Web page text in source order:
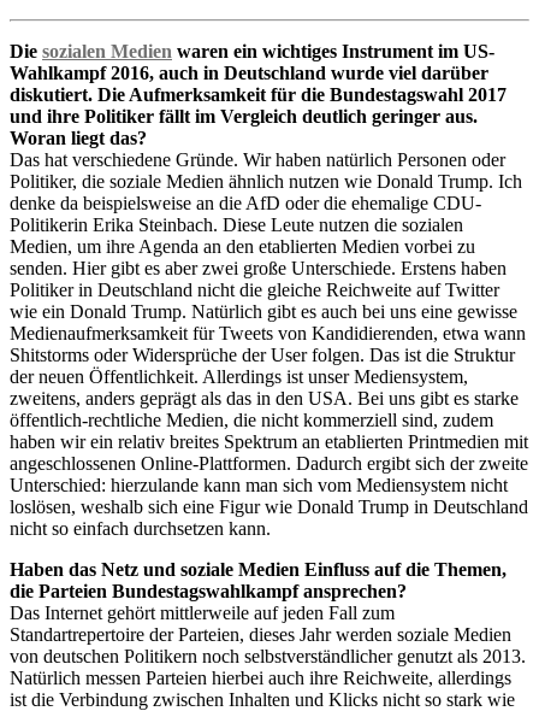
Die sozialen Medien waren ein wichtiges Instrument im US-
Wahlkampf 2016, auch in Deutschland wurde viel darüber
diskutiert. Die Aufmerksamkeit für die Bundestagswahl 2017
und ihre Politiker fällt im Vergleich deutlich geringer aus.
Woran liegt das?
Das hat verschiedene Gründe. Wir haben natürlich Personen oder
Politiker, die soziale Medien ähnlich nutzen wie Donald Trump. Ich
denke da beispielsweise an die AfD oder die ehemalige CDU-
Politikerin Erika Steinbach. Diese Leute nutzen die sozialen
Medien, um ihre Agenda an den etablierten Medien vorbei zu
senden. Hier gibt es aber zwei große Unterschiede. Erstens haben
Politiker in Deutschland nicht die gleiche Reichweite auf Twitter
wie ein Donald Trump. Natürlich gibt es auch bei uns eine gewisse
Medienaufmerksamkeit für Tweets von Kandidierenden, etwa wann
Shitstorms oder Widersprüche der User folgen. Das ist die Struktur
der neuen Öffentlichkeit. Allerdings ist unser Mediensystem,
zweitens, anders geprägt als das in den USA. Bei uns gibt es starke
öffentlich-rechtliche Medien, die nicht kommerziell sind, zudem
haben wir ein relativ breites Spektrum an etablierten Printmedien mit
angeschlossenen Online-Plattformen. Dadurch ergibt sich der zweite
Unterschied: hierzulande kann man sich vom Mediensystem nicht
loslösen, weshalb sich eine Figur wie Donald Trump in Deutschland
nicht so einfach durchsetzen kann.
Haben das Netz und soziale Medien Einfluss auf die Themen,
die Parteien Bundestagswahlkampf ansprechen?
Das Internet gehört mittlerweile auf jeden Fall zum
Standartrepertoire der Parteien, dieses Jahr werden soziale Medien
von deutschen Politikern noch selbstverständlicher genutzt als 2013.
Natürlich messen Parteien hierbei auch ihre Reichweite, allerdings
ist die Verbindung zwischen Inhalten und Klicks nicht so stark wie